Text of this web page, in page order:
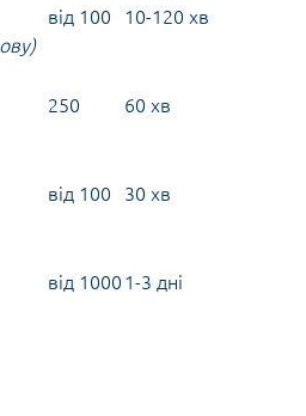
від 100 10-120 хв
250 60 хв
від 100 30 хв
від 1000 1-3 дні